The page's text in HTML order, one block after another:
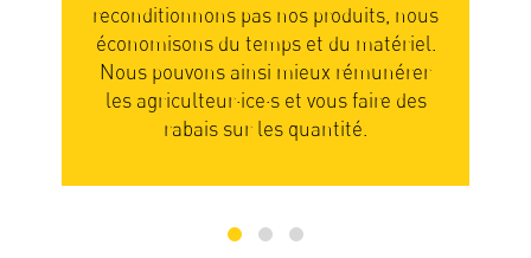
pas nos produits, nous
du temps et du matériel.
ainsi mieux rémunérer
et vous faire des
rabais sur les quantité.
Vous attendez
soient mûrs et
Votre patience en
les fruits et légumes